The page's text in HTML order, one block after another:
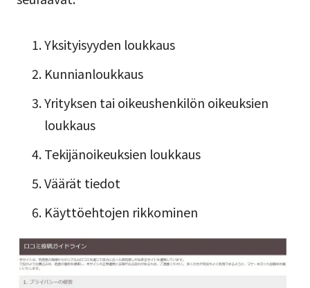
Yksityisyyden loukkaus
Kunnianloukkaus
Yrityksen tai oikeushenkilön oikeuksien
loukkaus
Tekijänoikeuksien loukkaus
Väärät tiedot
Käyttöehtojen rikkominen